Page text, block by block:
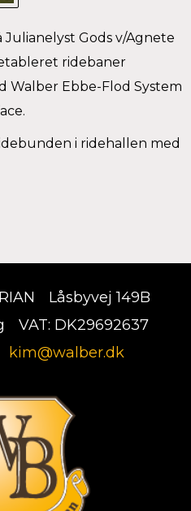
Gods v/Agnete
ridebaner
Walber Ebbe-Flod System
i ridehallen med
Låsbyvej 149B
VAT: DK29692637
kim@walber.dk